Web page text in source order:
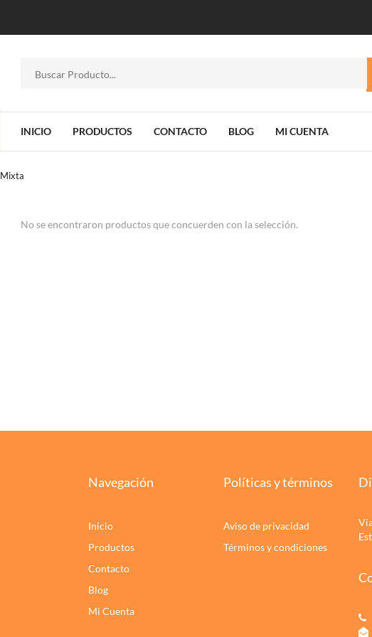
INICIO PRODUCTOS CONTACTO BLOG MI CUENTA
Mixta
No se encontraron productos que concuerden con la selección.
Navegación
Inicio
Productos
Contacto
Blog
Mi Cuenta
Políticas y términos
Aviso de privacidad
Términos y condiciones